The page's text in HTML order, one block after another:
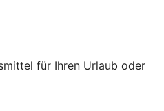
für Ihren Urlaub oder